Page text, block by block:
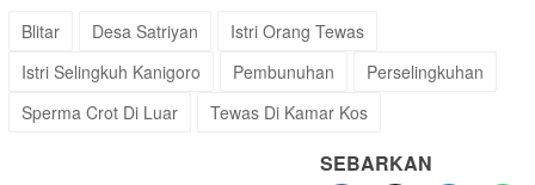
Blitar Desa Satriyan
Istri Orang Tewas
Istri Selingkuh Kanigoro
Pembunuhan
Perselingkuhan
Sperma Crot Di Luar
Tewas Di Kamar Kos
SEBARKAN